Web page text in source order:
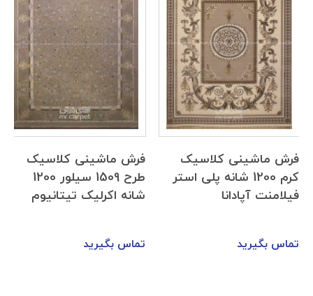
فرش ماشینی کلاسیک
کرم 1200 شانه پلی استر
فیلامنت آپادانا
تماس بگیرید
فرش ماشینی کلاسیک
طرح 1509 سیلور 1200
شانه اکرلیک تیتانیوم
تماس بگیرید